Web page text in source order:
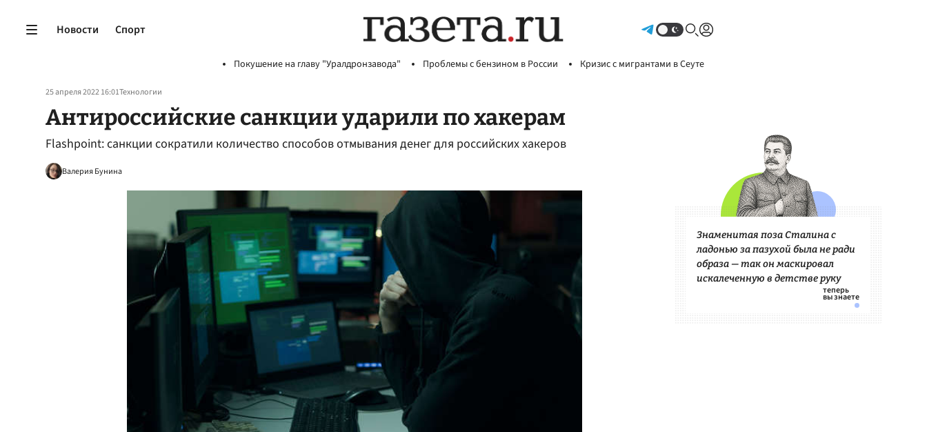
Новости Спорт
Покушение на главу "Уралдронзавода" Проблемы с бензином в России Кризис с мигрантами в Сеуте
25 апреля 2022 16:01Технологии
Антироссийские санкции ударили по хакерам
Flashpoint: санкции сократили количество способов отмывания денег для российских хакеров
Валерия Бунина
Знаменитая поза Сталина с
ладонью за пазухой была не ради
образа — так он маскировал
искалеченную в детстве руку